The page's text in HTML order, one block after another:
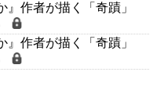
作者が描く「奇蹟」
作者が描く「奇蹟」